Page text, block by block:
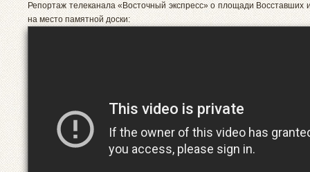
Репортаж телеканала «Восточный экспресс» о площади Восставших
на место памятной доски: